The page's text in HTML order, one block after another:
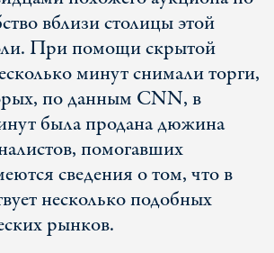
вблизи столицы этой
При помощи скрытой
минут снимали торги,
по данным CNN, в
была продана дюжина
помогавших
сведения о том, что в
несколько подобных
рынков.